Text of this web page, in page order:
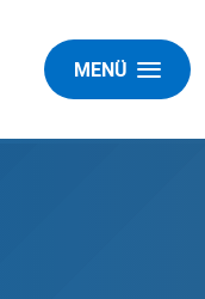
MENÜ